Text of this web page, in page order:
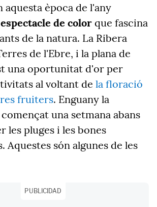
aquesta època de l'any
espectacle de color que fascina
de la natura. La Ribera
de l'Ebre, i la plana de
una oportunitat d'or per
al voltant de la floració
fruiters. Enguany la
una setmana abans
les pluges i les bones
Aquestes són algunes de les
PUBLICIDAD